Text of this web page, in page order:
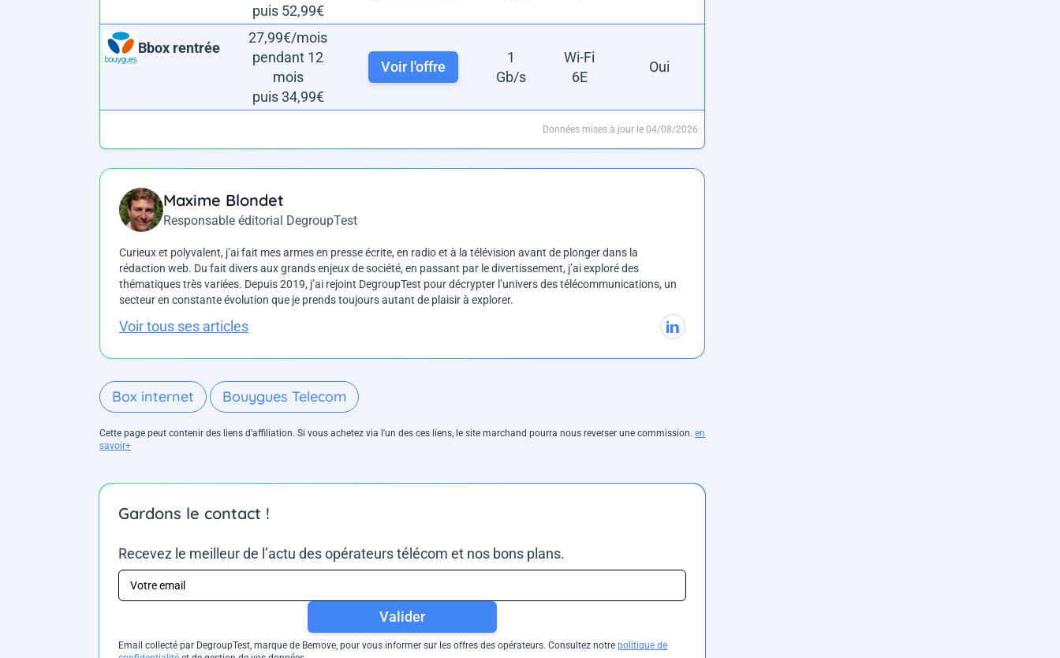
puis 52,99€
Bbox rentrée
27,99€/mois
pendant 12
mois
puis 34,99€
Voir l'offre
1
Gb/s
Wi-Fi
6E
Oui
Données mises à jour le 04/08/2026
Maxime Blondet
Responsable éditorial DegroupTest
Curieux et polyvalent, j’ai fait mes armes en presse écrite, en radio et à la télévision avant de plonger dans la
rédaction web. Du fait divers aux grands enjeux de société, en passant par le divertissement, j’ai exploré des
thématiques très variées. Depuis 2019, j’ai rejoint DegroupTest pour décrypter l’univers des télécommunications, un
secteur en constante évolution que je prends toujours autant de plaisir à explorer.
Voir tous ses articles
Box internet Bouygues Telecom
Cette page peut contenir des liens d’affiliation. Si vous achetez via l'un des ces liens, le site marchand pourra nous reverser une commission. en
savoir+
Gardons le contact !
Recevez le meilleur de l’actu des opérateurs télécom et nos bons plans.
Valider
Email collecté par DegroupTest, marque de Bemove, pour vous informer sur les offres des opérateurs. Consultez notre politique de